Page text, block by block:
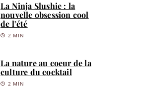
La Ninja Slushie : la
nouvelle obsession cool
de l’été
2 MIN
La nature au coeur de la
culture du cocktail
2 MIN